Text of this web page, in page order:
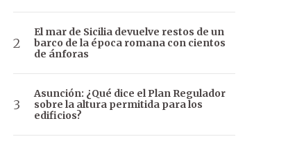
El mar de Sicilia devuelve restos de un
barco de la época romana con cientos
de ánforas
Asunción: ¿Qué dice el Plan Regulador
sobre la altura permitida para los
edificios?